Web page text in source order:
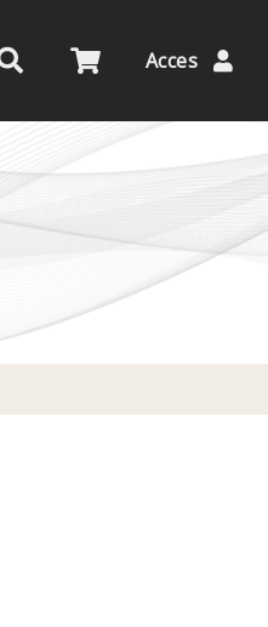
Acces